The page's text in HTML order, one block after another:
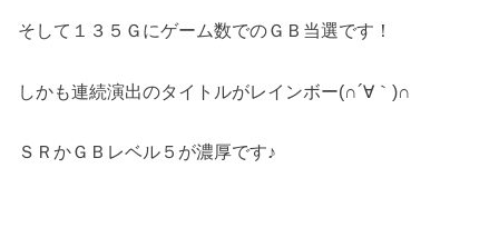
そして１３５Ｇにゲーム数でのＧＢ当選です！
しかも連続演出のタイトルがレインボー(∩´∀｀)∩
ＳＲかＧＢレベル５が濃厚です♪